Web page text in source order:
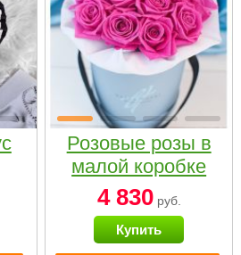
Розовые розы в
малой коробке
4 830руб.
Купить